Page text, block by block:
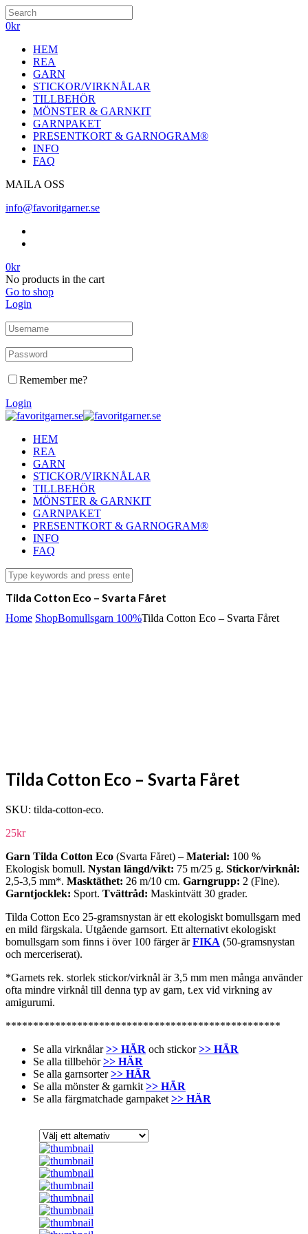
0kr
HEM
REA
GARN
STICKOR/VIRKNÅLAR
TILLBEHÖR
MÖNSTER & GARNKIT
GARNPAKET
PRESENTKORT & GARNOGRAM®
INFO
FAQ
MAILA OSS
info@favoritgarner.se
0kr
No products in the cart
Go to shop
Login
Remember me?
Login
HEM
REA
GARN
STICKOR/VIRKNÅLAR
TILLBEHÖR
MÖNSTER & GARNKIT
GARNPAKET
PRESENTKORT & GARNOGRAM®
INFO
FAQ
Tilda Cotton Eco – Svarta Fåret
Home ShopBomullsgarn 100%Tilda Cotton Eco – Svarta Fåret
Tilda Cotton Eco – Svarta Fåret
SKU: tilda-cotton-eco.
25kr
Garn Tilda Cotton Eco (Svarta Fåret) – Material: 100 %
Ekologisk bomull. Nystan längd/vikt: 75 m/25 g. Stickor/virknål:
2,5-3,5 mm*. Masktäthet: 26 m/10 cm. Garngrupp: 2 (Fine).
Garntjocklek: Sport. Tvättråd: Maskintvätt 30 grader.
Tilda Cotton Eco 25-gramsnystan är ett ekologiskt bomullsgarn med
en mild färgskala. Utgående garnsort. Ett alternativt ekologiskt
bomullsgarn som finns i över 100 färger ärFIKA (50-gramsnystan
och merceriserat).
*Garnets rek. storlek stickor/virknål är 3,5 mm men många använder
ofta mindre virknål till denna typ av garn, t.ex vid virkning av
amigurumi.
**************************************************
Se alla virknålar>> HÄR och stickor>> HÄR
Se alla tillbehör >> HÄR
Se alla garnsorter>> HÄR
Se alla mönster & garnkit>> HÄR
Se alla färgmatchade garnpaket>> HÄR